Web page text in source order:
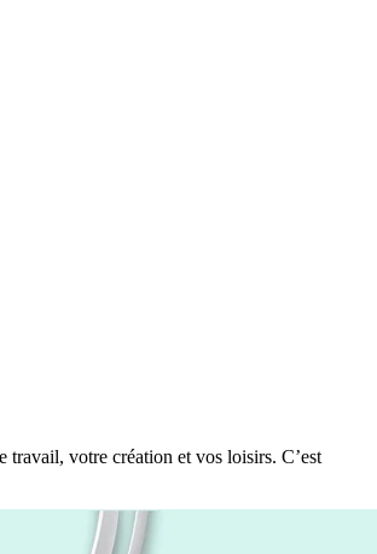
travail, votre création et vos loisirs. C’est